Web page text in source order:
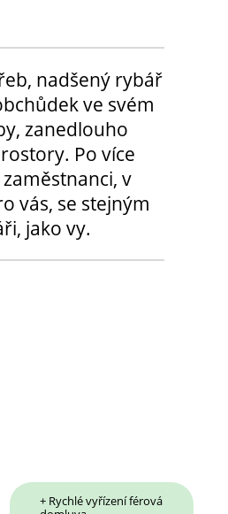
nadšený rybář
ve svém
zanedlouho
Po více
v
vás, se stejným
jako vy.
+ Rychlé vyřízení férová